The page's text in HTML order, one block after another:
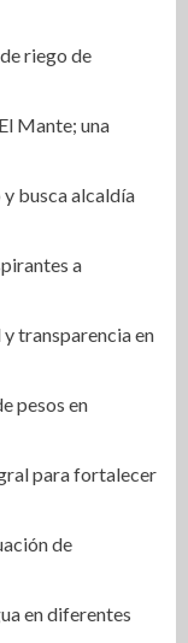
riego de
Mante; una
busca alcaldía
a
transparencia en
pesos en
para fortalecer
de
en diferentes